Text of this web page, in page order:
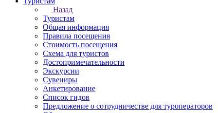
Назад
Туристам
Общая информация
Правила посещения
Стоимость посещения
Схема для туристов
Достопримечательности
Экскурсии
Сувениры
Анкетирование
Список гидов
Предложение о сотрудничестве для туроператоров